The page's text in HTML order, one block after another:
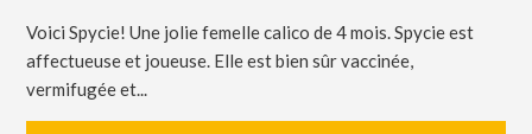
Voici Spycie! Une jolie femelle calico de 4 mois. Spycie est
affectueuse et joueuse. Elle est bien sûr vaccinée,
vermifugée et...